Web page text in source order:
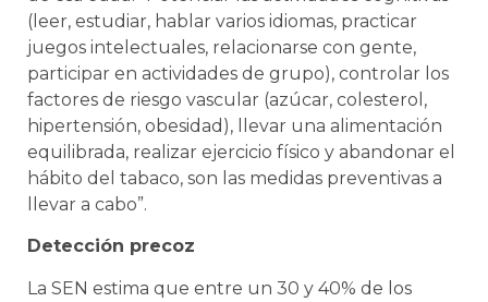
(leer, estudiar, hablar varios idiomas, practicar
juegos intelectuales, relacionarse con gente,
participar en actividades de grupo), controlar los
factores de riesgo vascular (azúcar, colesterol,
hipertensión, obesidad), llevar una alimentación
equilibrada, realizar ejercicio físico y abandonar el
hábito del tabaco, son las medidas preventivas a
llevar a cabo”.
Detección precoz
La SEN estima que entre un 30 y 40% de los